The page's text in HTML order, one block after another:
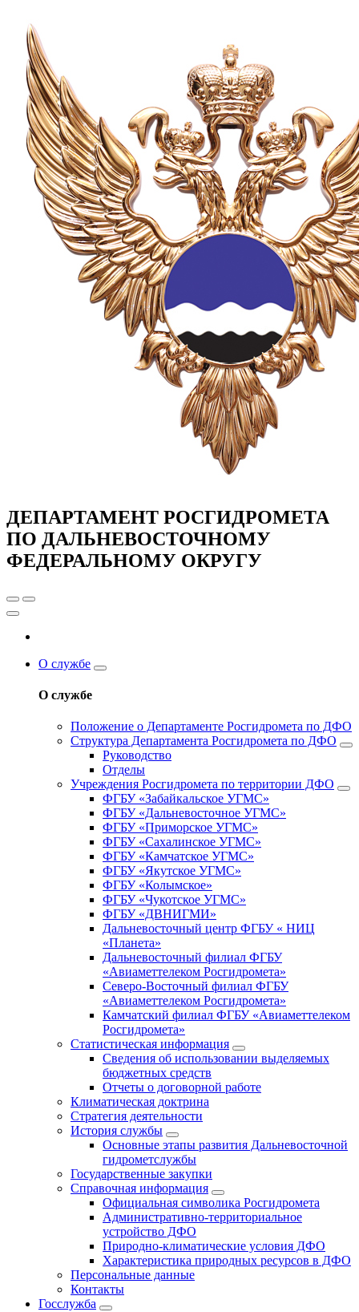
ДЕПАРТАМЕНТ РОСГИДРОМЕТА
ПО ДАЛЬНЕВОСТОЧНОМУ
ФЕДЕРАЛЬНОМУ ОКРУГУ
О службе
О службе
Положение о Департаменте Росгидромета по ДФО
Структура Департамента Росгидромета по ДФО
Руководство
Отделы
Учреждения Росгидромета по территории ДФО
ФГБУ «Забайкальское УГМС»
ФГБУ «Дальневосточное УГМС»
ФГБУ «Приморское УГМС»
ФГБУ «Сахалинское УГМС»
ФГБУ «Камчатское УГМС»
ФГБУ «Якутское УГМС»
ФГБУ «Колымское»
ФГБУ «Чукотское УГМС»
ФГБУ «ДВНИГМИ»
Дальневосточный центр ФГБУ « НИЦ
«Планета»
Дальневосточный филиал ФГБУ
«Авиаметтелеком Росгидромета»
Северо-Восточный филиал ФГБУ
«Авиаметтелеком Росгидромета»
Камчатский филиал ФГБУ «Авиаметтелеком
Росгидромета»
Статистическая информация
Сведения об использовании выделяемых
бюджетных средств
Отчеты о договорной работе
Климатическая доктрина
Стратегия деятельности
История службы
Основные этапы развития Дальневосточной
гидрометслужбы
Государственные закупки
Справочная информация
Официальная символика Росгидромета
Административно-территориальное
устройство ДФО
Природно-климатические условия ДФО
Характеристика природных ресурсов в ДФО
Персональные данные
Контакты
Госслужба